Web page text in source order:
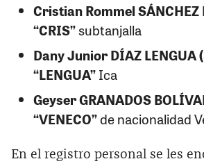
Cristian Rommel SÁNCHEZ
“CRIS”subtanjalla
Dany Junior DÍAZ LENGUA
“LENGUA”Ica
Geyser GRANADOS
“VENECO”de nacionalidad
En el registro personal se les